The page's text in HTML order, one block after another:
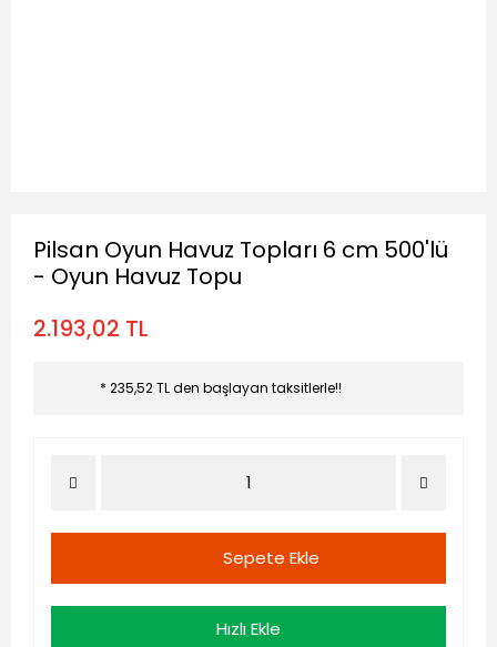
Pilsan Oyun Havuz Topları 6 cm 500'lü
- Oyun Havuz Topu
2.193,02 TL
* 235,52 TL den başlayan taksitlerle!!
Sepete Ekle
Hızlı Ekle